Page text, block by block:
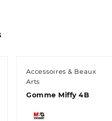
Accessoires & Beaux
Arts
Gomme Miffy 4B